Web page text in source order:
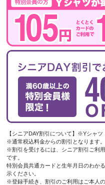
【シニアDAY割引について】※Yシャツ
※通常税込料金からの割引となります。
※割引を受けるには、シニア割引ご利
です。
特別会員共通カードと生年月日のわか
示ください。
※登録手続き、割引のご利用はご本人